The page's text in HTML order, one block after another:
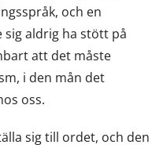
och en
sig aldrig ha stött på
att det måste
i den mån det
oss.
sig till ordet, och den